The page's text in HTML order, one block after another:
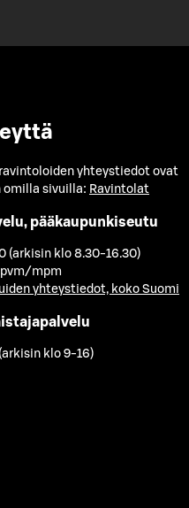
yhteystiedot ovat
omilla sivuilla: Ravintolat
pääkaupunkiseutu
(arkisin klo 8.30-16.30)
mpm
yhteystiedot, koko Suomi
klo 9-16)